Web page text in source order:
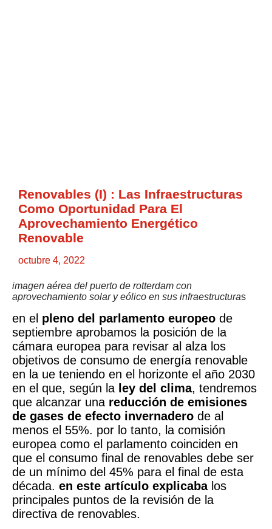
Renovables (I) : Las Infraestructuras
Como Oportunidad Para El
Aprovechamiento Energético
Renovable
octubre 4, 2022
imagen aérea del puerto de rotterdam con
aprovechamiento solar y eólico en sus infraestructuras
en el pleno del parlamento europeo de
septiembre aprobamos la posición de la
cámara europea para revisar al alza los
objetivos de consumo de energía renovable
en la ue teniendo en el horizonte el año 2030
en el que, según la ley del clima, tendremos
que alcanzar una reducción de emisiones
de gases de efecto invernadero de al
menos el 55%. por lo tanto, la comisión
europea como el parlamento coinciden en
que el consumo final de renovables debe ser
de un mínimo del 45% para el final de esta
década. en este artículo explicabalos
principales puntos de la revisión de la
directiva de renovables.